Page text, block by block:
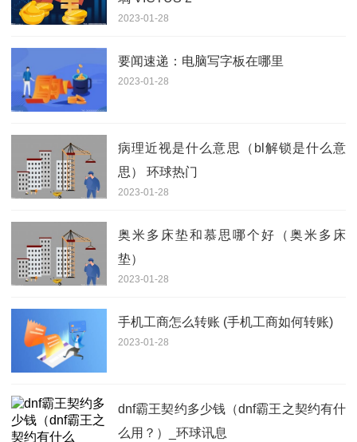
2023-01-28
要闻速递：电脑写字板在哪里
2023-01-28
病理近视是什么意思（bl解锁是什么意
思） 环球热门
2023-01-28
奥米多床垫和慕思哪个好（奥米多床
垫）
2023-01-28
手机工商怎么转账 (手机工商如何转账)
2023-01-28
dnf霸王契约多少钱（dnf霸王之契约有什
么用？）_环球讯息